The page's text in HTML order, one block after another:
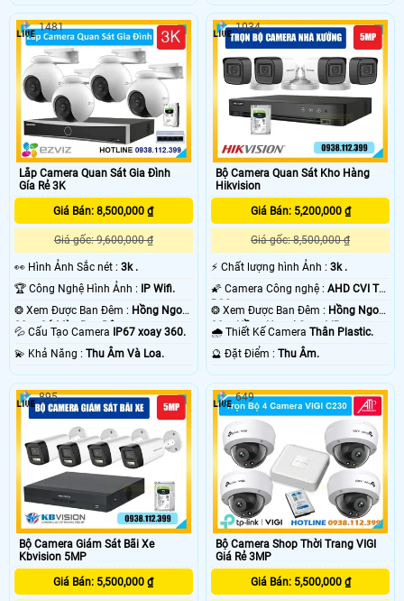
Lắp Camera Quan Sát Gia Đình
Gía Rẻ 3K
Giá Bán: 8,500,000 ₫
Giá gốc: 9,600,000 ₫
️👀 Hình Ảnh Sắc nét : 3k .
🏆 Công Nghệ Hình Ảnh :
IP Wifi.
❂ Xem Được Ban Đêm : Hồng Ngoại
30m Có Màu Ban Ðêm.
💦 Cấu Tạo Camera
IP67 xoay 360.
️💫 Khả Năng : Thu Âm Và Loa.
1481
Bộ Camera Quan Sát Kho Hàng
Hikvision
Giá Bán: 5,200,000 ₫
Giá gốc: 8,500,000 ₫
️⚡ Chất lượng hình Ảnh :3k .
🌠 Camera Công nghệ :AHD CVI TVI
BCS.
❂ Xem Được Ban Đêm : Hồng Ngoại
30m Hồng Ngoại Smart IR.
🌧️ Thiết Kế CameraThân Plastic.
️🔮 Đặt Điểm :Thu Âm.
1034
Bộ Camera Giám Sát Bãi Xe
Kbvision 5MP
Giá Bán: 5,500,000 ₫
895
Bộ Camera Shop Thời Trang VIGI
Giá Rẻ 3MP
Giá Bán: 5,500,000 ₫
649